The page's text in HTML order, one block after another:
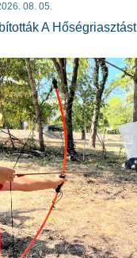
08. 05.
A Hőségriasztást